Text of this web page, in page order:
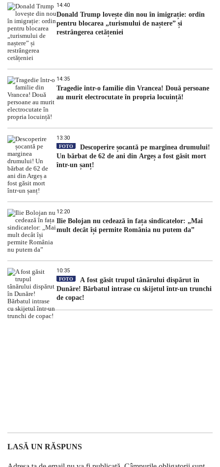
14:40
Donald Trump lovește din nou în imigrație: ordin
pentru blocarea „turismului de naștere” și
restrângerea cetățeniei
14:35
Tragedie într-o familie din Vrancea! Două persoane
au murit electrocutate în propria locuință!
13:30
FOTO
Descoperire șocantă pe marginea drumului!
Un bărbat de 62 de ani din Argeș a fost găsit mort
într-un șanț!
12:20
Ilie Bolojan nu cedează în fața sindicatelor: „Mai
mult decât își permite România nu putem da”
10:35
FOTO
A fost găsit trupul tânărului dispărut în
Dunăre! Bărbatul intrase cu skijetul într-un trunchi
de copac!
LASĂ UN RĂSPUNS